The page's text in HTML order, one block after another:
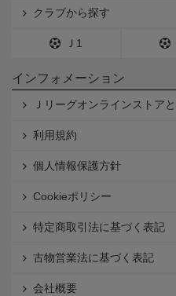
クラブから探す
Ｊ1
インフォメーション
Ｊリーグオンラインストア
利用規約
個人情報保護方針
Cookieポリシー
特定商取引法に基づく表記
古物営業法に基づく表記
会社概要